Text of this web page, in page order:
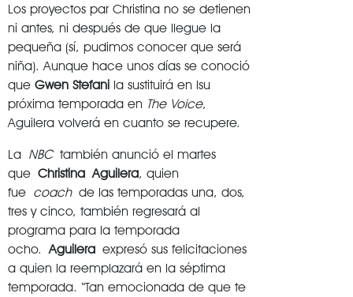
Los proyectos par Christina no se detienen
ni antes, ni después de que llegue la
pequeña (sí, pudimos conocer que será
niña). Aunque hace unos días se conoció
que Gwen Stefani la sustituirá en lsu
próxima temporada en The Voice,
Aguilera volverá en cuanto se recupere.
La NBCtambién anunció el martes
que Christina Aguilera, quien
fue coachde las temporadas una, dos,
tres y cinco, también regresará al
programa para la temporada
ocho. Aguilera expresó sus felicitaciones
a quien la reemplazará en la séptima
temporada. “Tan emocionada de que te